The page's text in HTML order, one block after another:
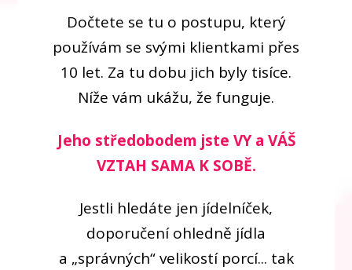
Dočtete se tu o postupu, který
používám se svými klientkami přes
10 let. Za tu dobu jich byly tisíce.
Níže vám ukážu, že funguje.
Jeho středobodem jste VY a VÁŠ
VZTAH SAMA K SOBĚ.
Jestli hledáte jen jídelníček,
doporučení ohledně jídla
a „správných“ velikostí porcí... tak